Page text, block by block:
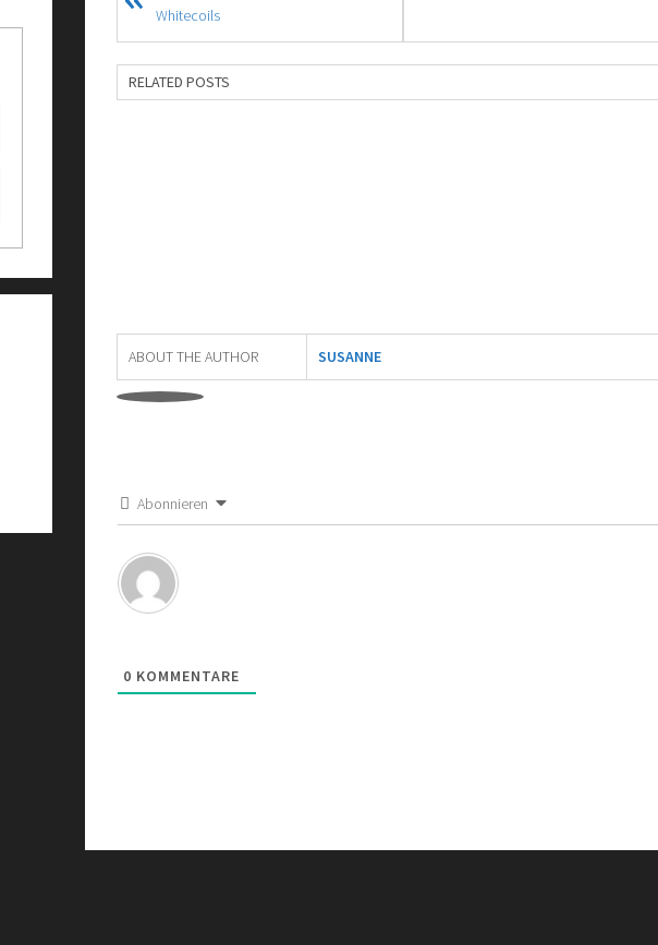
Whitecoils
RELATED POSTS
ABOUT THE AUTHOR SUSANNE
Abonnieren
0 KOMMENTARE